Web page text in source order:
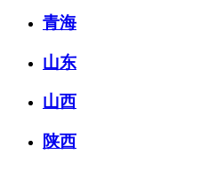
青海
山东
山西
陕西